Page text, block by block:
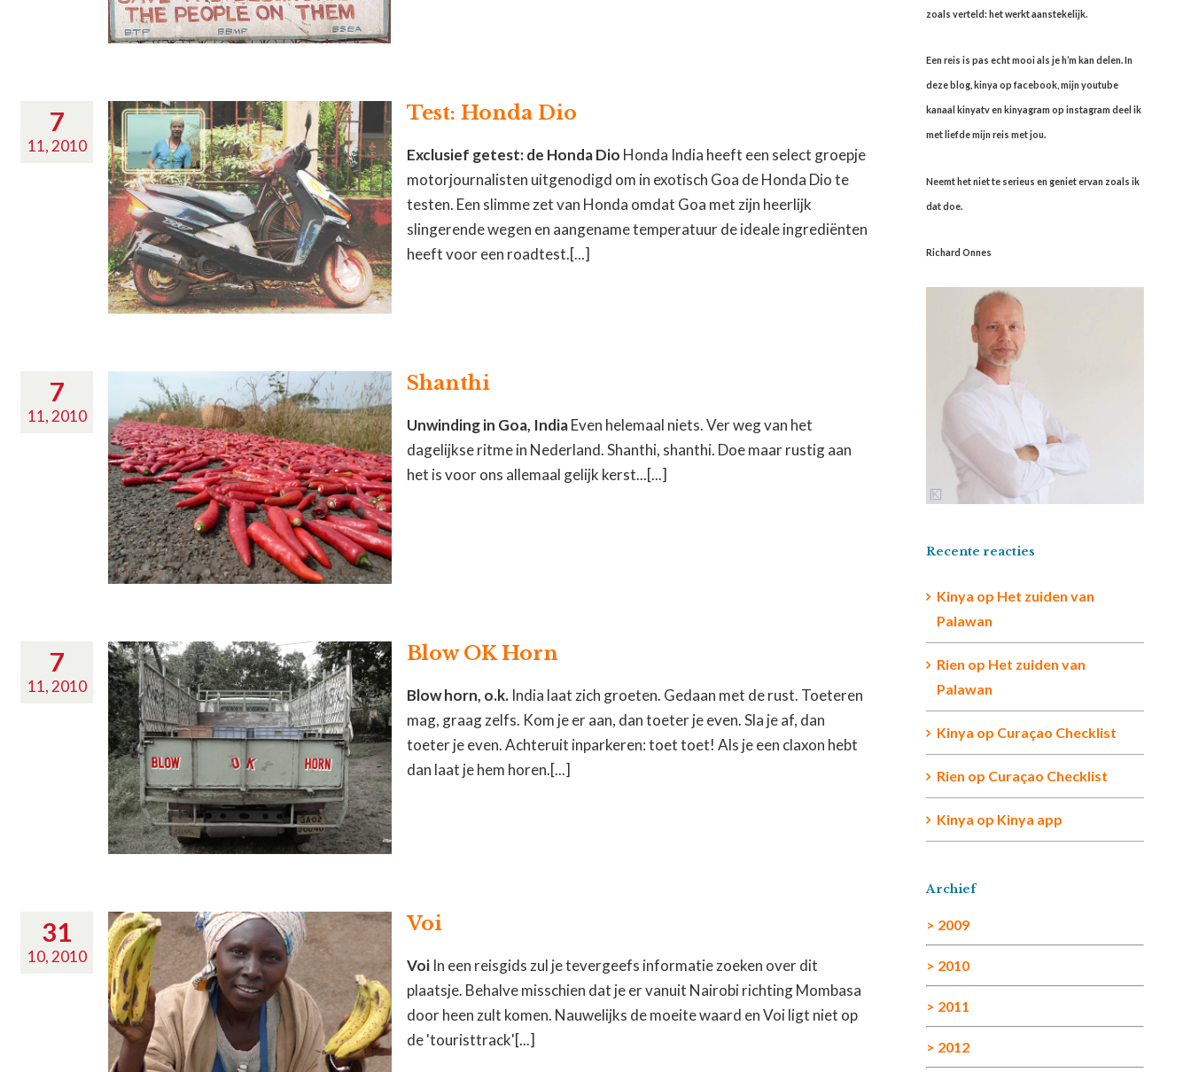
7
11, 2010
Test: Honda Dio
Exclusief getest: de Honda Dio Honda India heeft een select groepje
motorjournalisten uitgenodigd om in exotisch Goa de Honda Dio te
testen. Een slimme zet van Honda omdat Goa met zijn heerlijk
slingerende wegen en aangename temperatuur de ideale ingrediënten
heeft voor een roadtest.[...]
7
11, 2010
Shanthi
Unwinding in Goa, IndiaEven helemaal niets. Ver weg van het
dagelijkse ritme in Nederland. Shanthi, shanthi. Doe maar rustig aan
het is voor ons allemaal gelijk kerst...[...]
7
11, 2010
Blow OK Horn
Blow horn, o.k. India laat zich groeten. Gedaan met de rust. Toeteren
mag, graag zelfs. Kom je er aan, dan toeter je even. Sla je af, dan
toeter je even. Achteruit inparkeren: toet toet! Als je een claxon hebt
dan laat je hem horen.[...]
31
10, 2010
Voi
Voi In een reisgids zul je tevergeefs informatie zoeken over dit
plaatsje. Behalve misschien dat je er vanuit Nairobi richting Mombasa
door heen zult komen. Nauwelijks de moeite waard en Voi ligt niet op
de 'touristtrack'[...]
zoals verteld: het werkt aanstekelijk.
Een reis is pas echt mooi als je h’m kan delen. In
deze blog, kinya op facebook, mijn youtube
kanaal kinyatv en kinyagram op instagram deel ik
met liefde mijn reis met jou.
Neemt het niet te serieus en geniet ervan zoals ik
dat doe.
Richard Onnes
Recente reacties
Kinya op Het zuiden van
Palawan
Rien op Het zuiden van
Palawan
Kinya op Curaçao Checklist
Rien op Curaçao Checklist
Kinya op Kinya app
Archief
> 2009
> 2010
> 2011
> 2012